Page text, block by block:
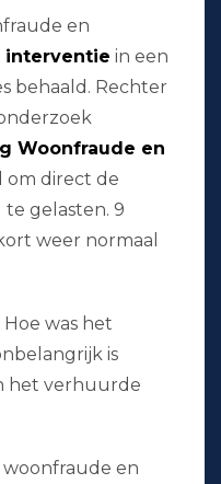
en
interventie in een
behaald. Rechter
Woonfraude en
direct de
gelasten. 9
weer normaal
was het
is
het verhuurde
en